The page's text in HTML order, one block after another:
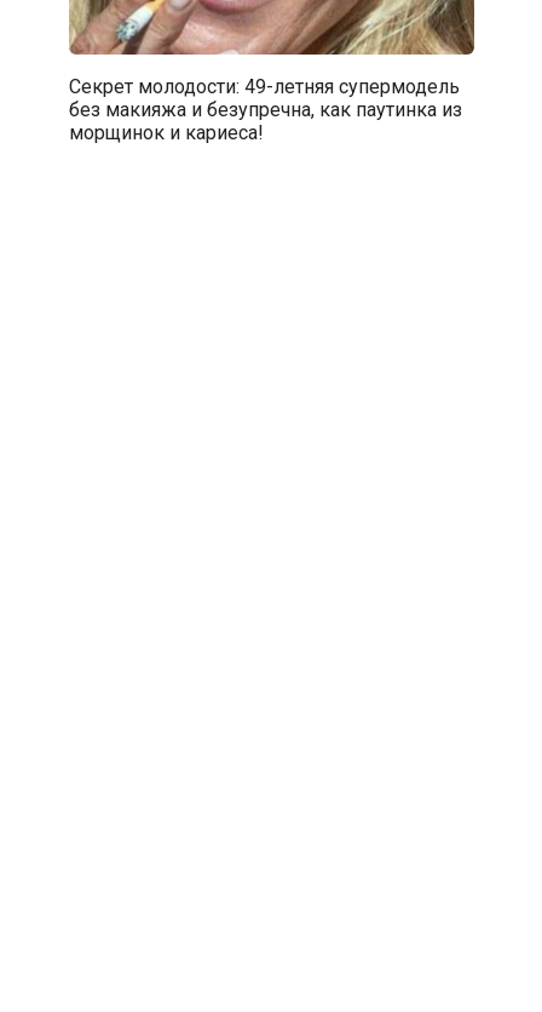
Секрет молодости: 49-летняя супермодель
без макияжа и безупречна, как паутинка из
морщинок и кариеса!